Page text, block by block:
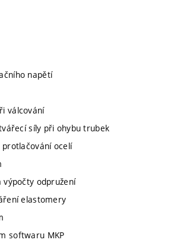
napětí
válcování
síly při ohybu trubek
ocelí
odpružení
elastomery
softwaru MKP